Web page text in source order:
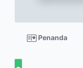
Penanda